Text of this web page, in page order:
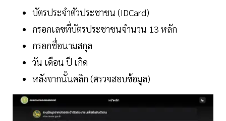
บัตรประจำตัวประชาชน (IDCard)
กรอกเลขที่บัตรประชาชนจำนวน 13 หลัก
กรอกชื่อนามสกุล
วัน เดือน ปี เกิด
หลังจากนั้นคลิก (ตรวจสอบข้อมูล)